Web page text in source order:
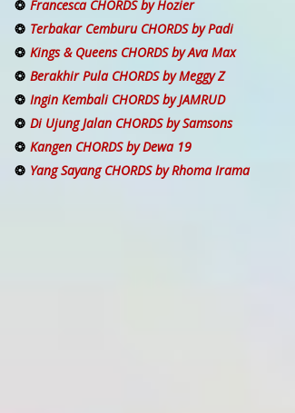
Francesca CHORDS by Hozier
Terbakar Cemburu CHORDS by Padi
Kings & Queens CHORDS by Ava Max
Berakhir Pula CHORDS by Meggy Z
Ingin Kembali CHORDS by JAMRUD
Di Ujung Jalan CHORDS by Samsons
Kangen CHORDS by Dewa 19
Yang Sayang CHORDS by Rhoma Irama